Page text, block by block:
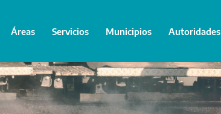
Áreas Servicios Municipios Autoridades